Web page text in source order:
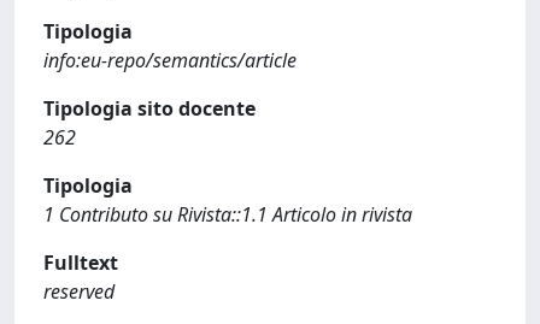
Tipologia
info:eu-repo/semantics/article
Tipologia sito docente
262
Tipologia
1 Contributo su Rivista::1.1 Articolo in rivista
Fulltext
reserved